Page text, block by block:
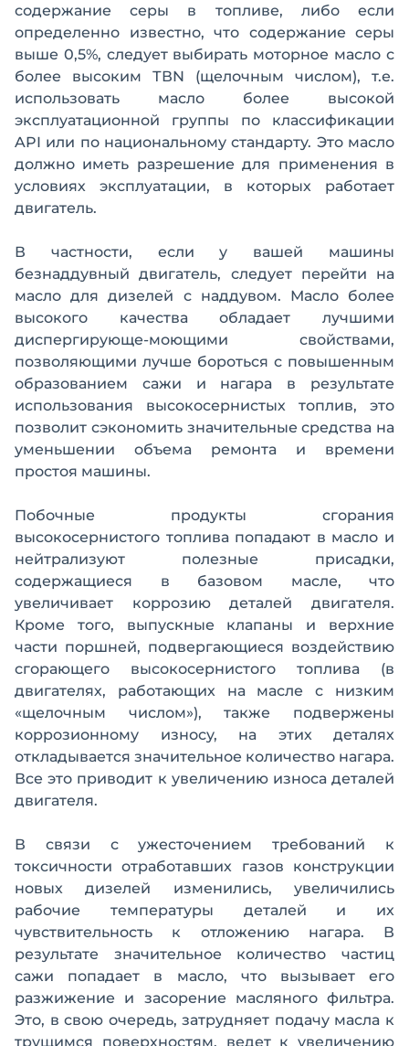
содержание серы в топливе, либо если
определенно известно, что содержание серы
выше 0,5%, следует выбирать моторное масло с
более высоким ТВN (щелочным числом), т.е.
использовать масло более высокой
эксплуатационной группы по классификации
API или по национальному стандарту. Это масло
должно иметь разрешение для применения в
условиях эксплуатации, в которых работает
двигатель.
В частности, если у вашей машины
безнаддувный двигатель, следует перейти на
масло для дизелей с наддувом. Масло более
высокого качества обладает лучшими
диспергирующе-моющими свойствами,
позволяющими лучше бороться с повышенным
образованием сажи и нагара в результате
использования высокосернистых топлив, это
позволит сэкономить значительные средства на
уменьшении объема ремонта и времени
простоя машины.
Побочные продукты сгорания
высокосернистого топлива попадают в масло и
нейтрализуют полезные присадки,
содержащиеся в базовом масле, что
увеличивает коррозию деталей двигателя.
Кроме того, выпускные клапаны и верхние
части поршней, подвергающиеся воздействию
сгорающего высокосернистого топлива (в
двигателях, работающих на масле с низким
«щелочным числом»), также подвержены
коррозионному износу, на этих деталях
откладывается значительное количество нагара.
Все это приводит к увеличению износа деталей
двигателя.
В связи с ужесточением требований к
токсичности отработавших газов конструкции
новых дизелей изменились, увеличились
рабочие температуры деталей и их
чувствительность к отложению нагара. В
результате значительное количество частиц
сажи попадает в масло, что вызывает его
разжижение и засорение масляного фильтра.
Это, в свою очередь, затрудняет подачу масла к
трущимся поверхностям, ведет к увеличению